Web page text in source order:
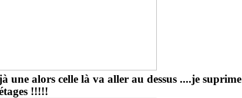
une alors celle là va aller au dessus ....je suprime
!!!!!